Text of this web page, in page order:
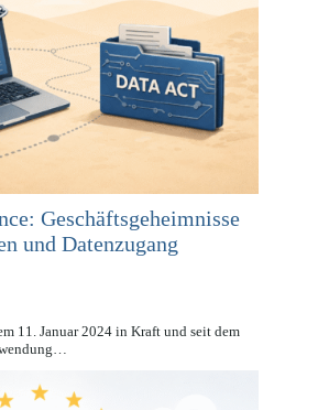
Geschäftsgeheimnisse
und Datenzugang
11. Januar 2024 in Kraft und seit dem